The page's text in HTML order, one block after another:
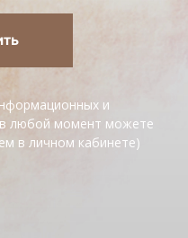
и
любой момент можете
в личном кабинете)